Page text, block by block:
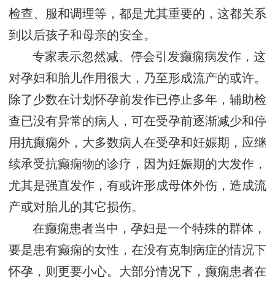
检查、服和调理等，都是尤其重要的，这都关系
到以后孩子和母亲的安全。
专家表示忽然减、停会引发癫痫病发作，这
对孕妇和胎儿作用很大，乃至形成流产的或许。
除了少数在计划怀孕前发作已停止多年，辅助检
查已没有异常的病人，可在受孕前逐渐减少和停
用抗癫痫外，大多数病人在受孕和妊娠期，应继
续承受抗癫痫物的诊疗，因为妊娠期的大发作，
尤其是强直发作，有或许形成母体外伤，造成流
产或对胎儿的其它损伤。
在癫痫患者当中，孕妇是一个特殊的群体，
要是患有癫痫的女性，在没有克制病症的情况下
怀孕，则更要小心。大部分情况下，癫痫患者在